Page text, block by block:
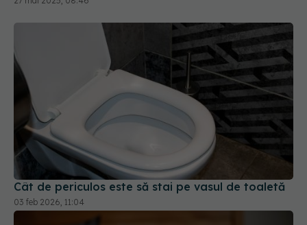
Cât de periculos este să stai pe vasul de toaletă
03 feb 2026, 11:04